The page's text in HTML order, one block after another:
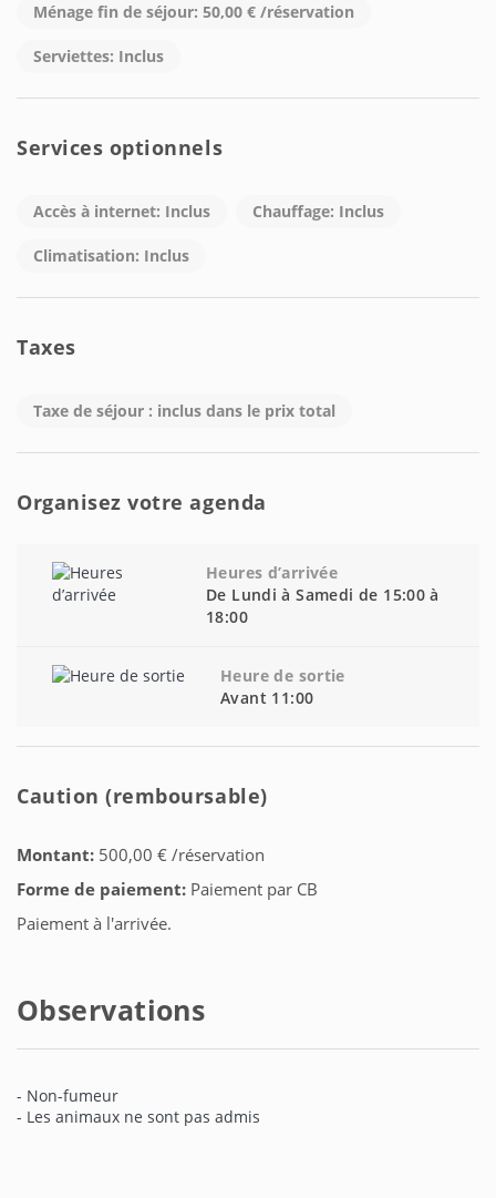
Ménage fin de séjour: 50,00 € /réservation
Serviettes: Inclus
Services optionnels
Accès à internet: Inclus Chauffage: Inclus
Climatisation: Inclus
Taxes
Taxe de séjour : inclus dans le prix total
Organisez votre agenda
Heures d’arrivée
De Lundi à Samedi de 15:00 à
18:00
Heure de sortie
Avant 11:00
Caution (remboursable)
Montant: 500,00 € /réservation
Forme de paiement: Paiement par CB
Paiement à l'arrivée.
Observations
- Non-fumeur
- Les animaux ne sont pas admis